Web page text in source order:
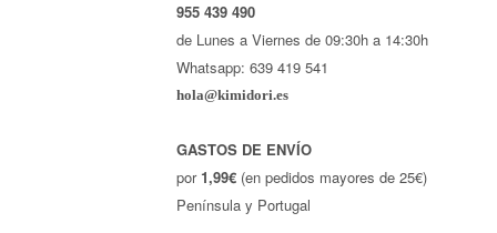
955 439 490
de Lunes a Viernes de 09:30h a 14:30h
Whatsapp: 639 419 541
hola@kimidori.es
GASTOS DE ENVÍO
por 1,99€ (en pedidos mayores de 25€)
Península y Portugal